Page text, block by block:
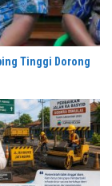
Tinggi Dorong